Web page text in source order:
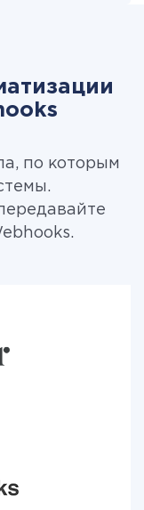
по которым